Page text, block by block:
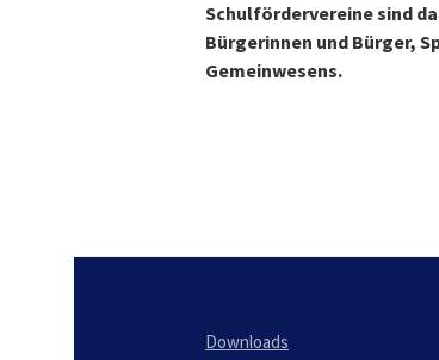
Schulfördervereine sind
Bürgerinnen und Bürger,
Gemeinwesens.
Downloads